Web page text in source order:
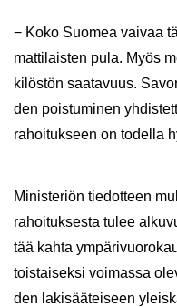
− Koko Suo­mea vai­vaa
mat­ti­lais­ten pula. Myös
ki­lös­tön saa­ta­vuus.
den pois­tu­mi­nen
ra­hoi­tuk­seen on to­del­la
Mi­nis­te­riön tie­dot­teen
ra­hoi­tuk­ses­ta tulee
tää kahta
tois­tai­sek­si voi­mas­sa
den la­ki­sää­tei­seen